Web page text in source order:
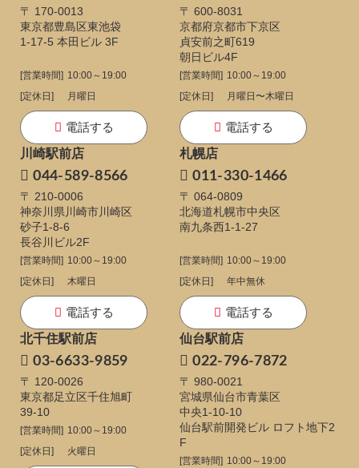
〒 170-0013
東京都豊島区東池袋
1-17-5 本田ビル 3F
[営業時間] 10:00～19:00
[定休日]
月曜日
電話する
〒 600-8031
京都府京都市下京区
貞安前之町619
朝日ビル4F
[営業時間] 10:00～19:00
[定休日]
月曜日〜木曜日
電話する
川崎駅前店
044-589-8566
〒 210-0006
神奈川県川崎市川崎区
砂子1-8-6
長谷川ビル2F
[営業時間] 10:00～19:00
[定休日]
木曜日
電話する
札幌店
011-330-1466
〒 064-0809
北海道札幌市中央区
南九条西1-1-27
[営業時間] 10:00～19:00
[定休日]
年中無休
電話する
北千住駅前店
03-6633-9859
〒 120-0026
東京都足立区千住旭町
39-10
[営業時間] 10:00～19:00
[定休日]
火曜日
仙台駅前店
022-796-7872
〒 980-0021
宮城県仙台市青葉区
中央1-10-10
仙台駅前開発ビル ロフト地下2
F
[営業時間] 10:00～19:00